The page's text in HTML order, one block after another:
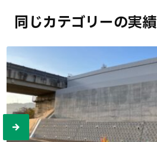
同じカテゴリーの実績